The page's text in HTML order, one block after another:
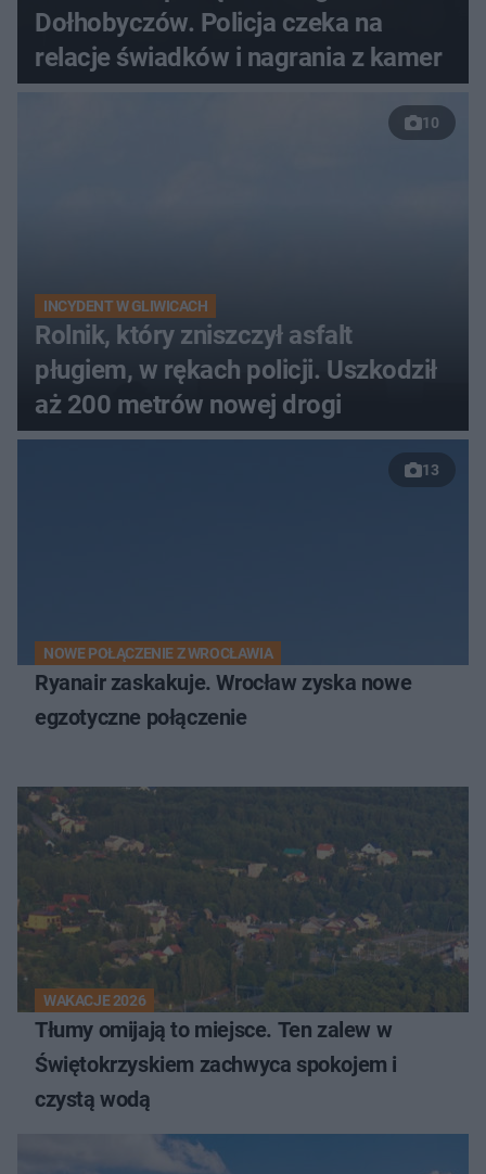
Dołhobyczów. Policja czeka na
relacje świadków i nagrania z kamer
10
INCYDENT W GLIWICACH
Rolnik, który zniszczył asfalt
pługiem, w rękach policji. Uszkodził
aż 200 metrów nowej drogi
13
NOWE POŁĄCZENIE Z WROCŁAWIA
Ryanair zaskakuje. Wrocław zyska nowe
egzotyczne połączenie
WAKACJE 2026
Tłumy omijają to miejsce. Ten zalew w
Świętokrzyskiem zachwyca spokojem i
czystą wodą